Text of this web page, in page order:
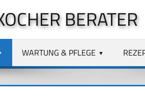
BERATER
WARTUNG & PFLEGE